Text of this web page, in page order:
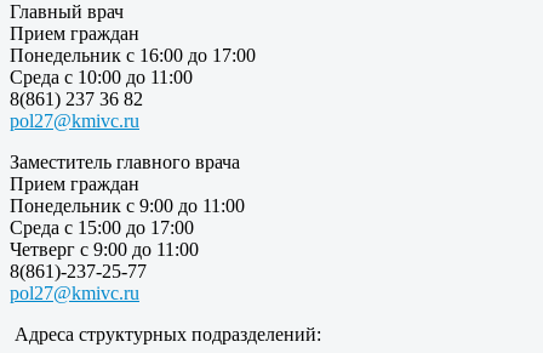
Главный врач
Прием граждан
Понедельник с 16:00 до 17:00
Среда с 10:00 до 11:00
8(861) 237 36 82
pol27@kmivc.ru
Заместитель главного врача
Прием граждан
Понедельник с 9:00 до 11:00
Среда с 15:00 до 17:00
Четверг с 9:00 до 11:00
8(861)-237-25-77
pol27@kmivc.ru
Адреса структурных подразделений: